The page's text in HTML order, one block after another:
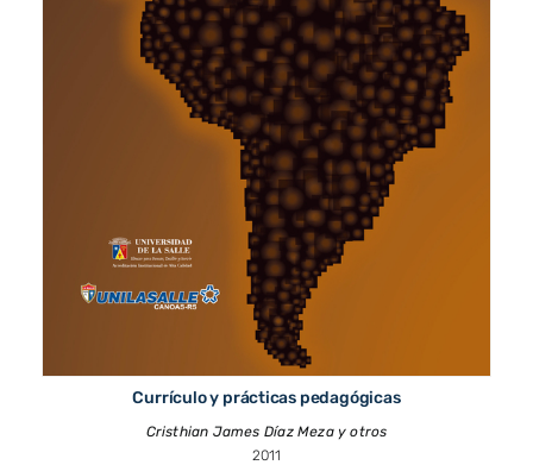
Currículo y prácticas pedagógicas
Cristhian James Díaz Meza y otros
2011